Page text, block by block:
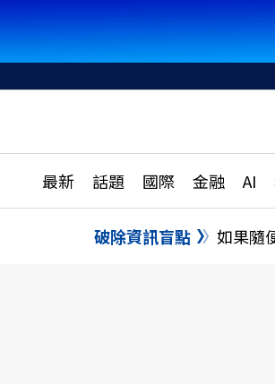
最新 話題 國際 金融 AI
活動
話題
國際
破除資訊盲點 如果隨